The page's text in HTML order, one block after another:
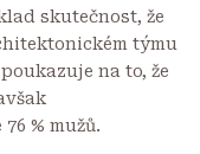
skutečnost, že
týmu
na to, že
% mužů.